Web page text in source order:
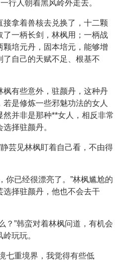
行人朝着黑风岭外走去。
接拿着兽核去兑换了，十二颗
一柄长剑，林枫用；一柄战
培元丹，固本培元，能够增
自己的天赋不足、根基不
枫有些意外，驻颜丹，这种丹
是修炼一些邪魅功法的女人
并非是那种**女人，相反非常
择驻颜丹。
芸见林枫盯着自己看，不由得
你已经很漂亮了。”林枫尴尬的
择驻颜丹，他也不会去干
？”韩蛮对着林枫问道，有机会
玩玩。
七重境界，我觉得有些低